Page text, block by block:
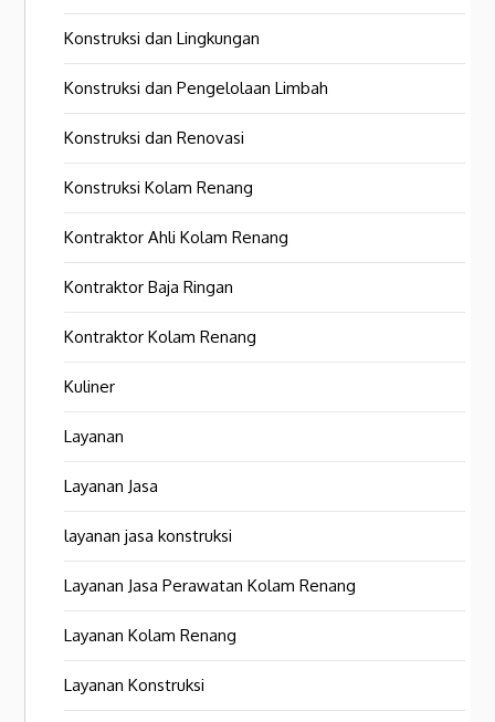
Konstruksi dan Lingkungan
Konstruksi dan Pengelolaan Limbah
Konstruksi dan Renovasi
Konstruksi Kolam Renang
Kontraktor Ahli Kolam Renang
Kontraktor Baja Ringan
Kontraktor Kolam Renang
Kuliner
Layanan
Layanan Jasa
layanan jasa konstruksi
Layanan Jasa Perawatan Kolam Renang
Layanan Kolam Renang
Layanan Konstruksi